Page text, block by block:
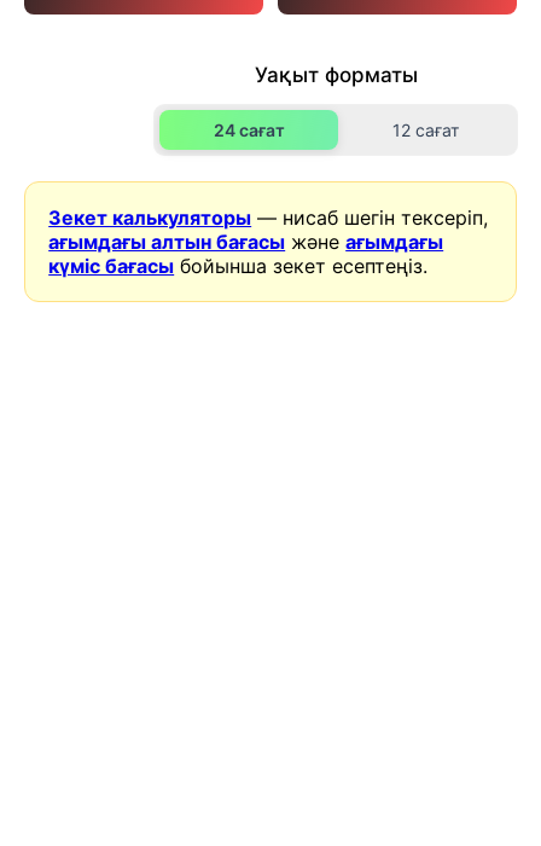
Уақыт форматы
24 сағат 12 сағат
Зекет калькуляторы — нисаб шегін тексеріп,
ағымдағы алтын бағасы жәнеағымдағы
күміс бағасы бойынша зекет есептеңіз.